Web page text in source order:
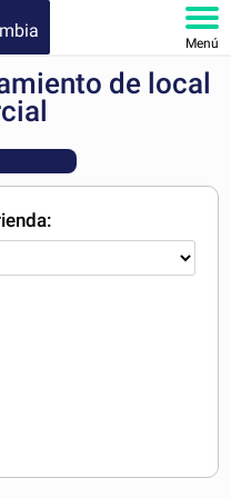
Menú
de local